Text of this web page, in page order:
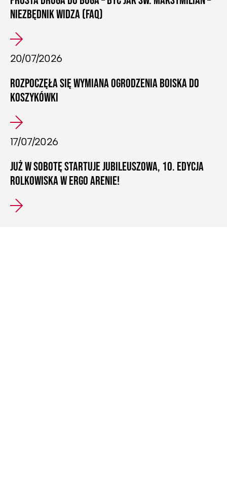
NIEZBĘDNIK WIDZA (FAQ)
20/07/2026
ROZPOCZĘŁA SIĘ WYMIANA OGRODZENIA BOISKA DO
KOSZYKÓWKI
17/07/2026
JUŻ W SOBOTĘ STARTUJE JUBILEUSZOWA, 10. EDYCJA
ROLKOWISKA W ERGO ARENIE!